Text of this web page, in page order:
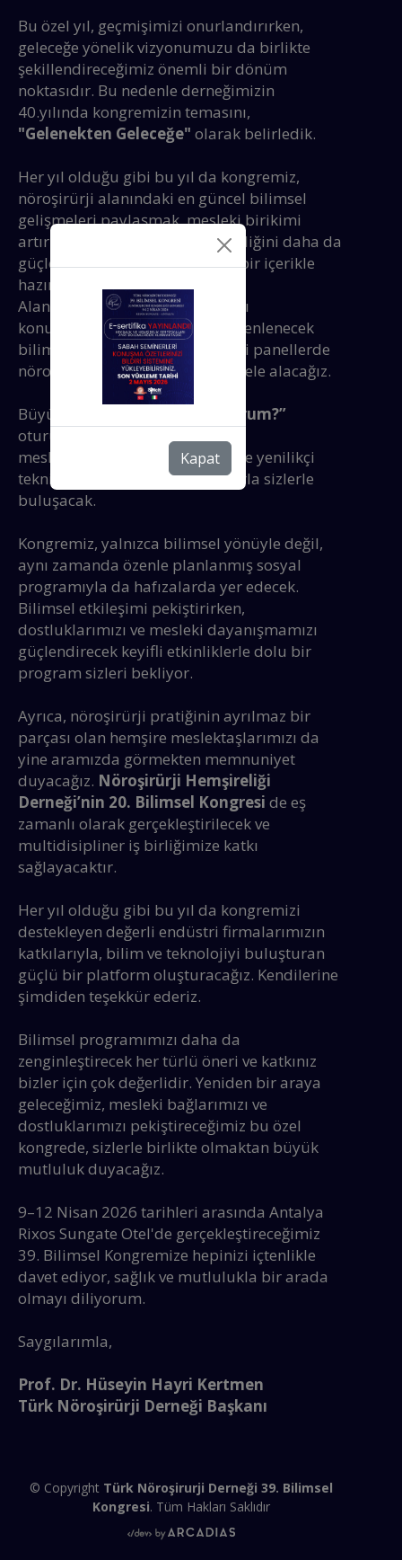
Kapat
Bu özel yıl, geçmişimizi onurlandırırken,
geleceğe yönelik vizyonumuzu da birlikte
şekillendireceğimiz önemli bir dönüm
noktasıdır. Bu nedenle derneğimizin
40.yılında kongremizin temasını,
"Gelenekten Geleceğe" olarak belirledik.
Her yıl olduğu gibi bu yıl da kongremiz,
nöroşirürji alanındaki en güncel bilimsel
gelişmeleri paylaşmak, mesleki birikimi
artırmak ve camiamızdaki iş birliğini daha da
güçlendirmek amacıyla zengin bir içerikle
hazırlanıyor.
Alanında uzman yerli ve yabancı
konuşmacıların katkılarıyla düzenlenecek
bilimsel oturumlar ve etkileşimli panellerde
nöroşirürjinin farklı boyutlarını ele alacağız.
Büyük ilgi gören
“Nasıl Yapıyorum?”
oturumları, bu yıl da deneyimli
meslektaşlarımızın rehberliğinde yenilikçi
teknikler ve güncel uygulamalarla sizlerle
buluşacak.
Kongremiz, yalnızca bilimsel yönüyle değil,
aynı zamanda özenle planlanmış sosyal
programıyla da hafızalarda yer edecek.
Bilimsel etkileşimi pekiştirirken,
dostluklarımızı ve mesleki dayanışmamızı
güçlendirecek keyifli etkinliklerle dolu bir
program sizleri bekliyor.
Ayrıca, nöroşirürji pratiğinin ayrılmaz bir
parçası olan hemşire meslektaşlarımızı da
yine aramızda görmekten memnuniyet
duyacağız. Nöroşirürji Hemşireliği
Derneği’nin 20. Bilimsel Kongresi de eş
zamanlı olarak gerçekleştirilecek ve
multidisipliner iş birliğimize katkı
sağlayacaktır.
Her yıl olduğu gibi bu yıl da kongremizi
destekleyen değerli endüstri firmalarımızın
katkılarıyla, bilim ve teknolojiyi buluşturan
güçlü bir platform oluşturacağız. Kendilerine
şimdiden teşekkür ederiz.
Bilimsel programımızı daha da
zenginleştirecek her türlü öneri ve katkınız
bizler için çok değerlidir. Yeniden bir araya
geleceğimiz, mesleki bağlarımızı ve
dostluklarımızı pekiştireceğimiz bu özel
kongrede, sizlerle birlikte olmaktan büyük
mutluluk duyacağız.
9–12 Nisan 2026 tarihleri arasında Antalya
Rixos Sungate Otel'de gerçekleştireceğimiz
39. Bilimsel Kongremize hepinizi içtenlikle
davet ediyor, sağlık ve mutlulukla bir arada
olmayı diliyorum.
Saygılarımla,
Prof. Dr. Hüseyin Hayri Kertmen
Türk Nöroşirürji Derneği Başkanı
© Copyright Türk Nöroşirurji Derneği 39. Bilimsel
Kongresi. Tüm Hakları Saklıdır